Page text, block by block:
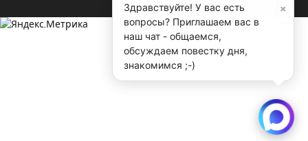
×
Здравствуйте! У вас есть
вопросы? Приглашаем вас в
наш чат - общаемся,
обсуждаем повестку дня,
знакомимся ;-)